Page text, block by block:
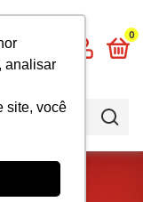
analisar
site, você
0